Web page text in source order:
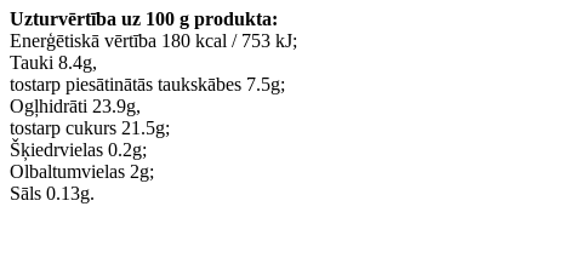
Uzturvērtība uz 100 g produkta:
Enerģētiskā vērtība 180 kcal / 753 kJ;
Tauki 8.4g,
tostarp piesātinātās taukskābes 7.5g;
Ogļhidrāti 23.9g,
tostarp cukurs 21.5g;
Šķiedrvielas 0.2g;
Olbaltumvielas 2g;
Sāls 0.13g.